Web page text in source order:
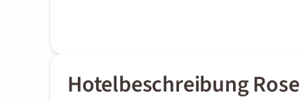
Hotelbeschreibung